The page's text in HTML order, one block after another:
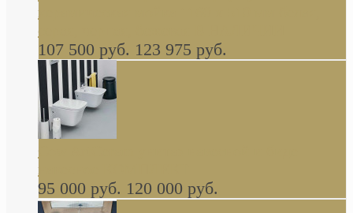
керамическая мойка 1160 x 510 мм белая,
серая, черная, бежевая В НАЛИЧИИ
107 500 руб. 123 975 руб.
навесное КОМПЛЕКТ
95 000 руб. 120 000 руб.